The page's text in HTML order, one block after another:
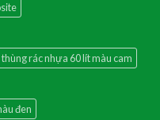
thùng rác nhựa 60 lít màu cam
đen